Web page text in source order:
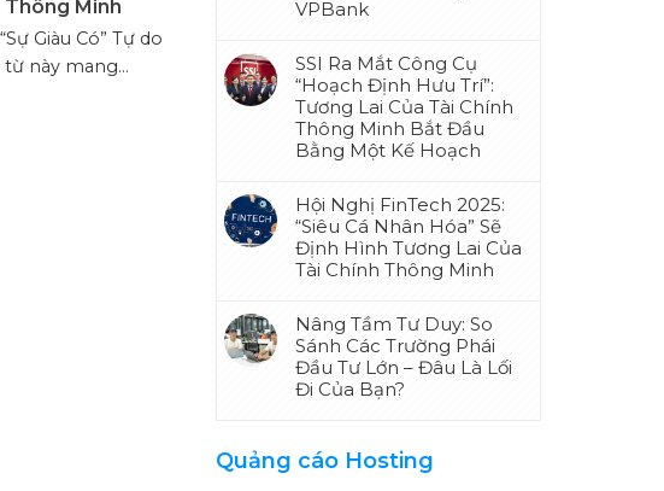
Thông Minh
Giàu Có” Tự do
này mang...
VPBank
SSI Ra Mắt Công Cụ
“Hoạch Định Hưu Trí”:
Tương Lai Của Tài Chính
Thông Minh Bắt Đầu
Bằng Một Kế Hoạch
Hội Nghị FinTech 2025:
“Siêu Cá Nhân Hóa” Sẽ
Định Hình Tương Lai Của
Tài Chính Thông Minh
Nâng Tầm Tư Duy: So
Sánh Các Trường Phái
Đầu Tư Lớn – Đâu Là Lối
Đi Của Bạn?
Quảng cáo Hosting